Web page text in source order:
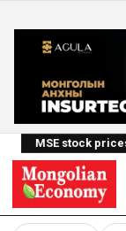
MSE stock